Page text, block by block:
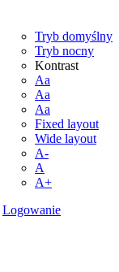
Tryb domyślny
Tryb nocny
Kontrast
Aa
Aa
Aa
Fixed layout
Wide layout
A-
A
A+
Logowanie